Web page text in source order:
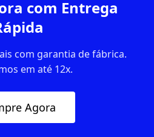
com Entrega
com garantia de fábrica.
em até 12x.
Agora